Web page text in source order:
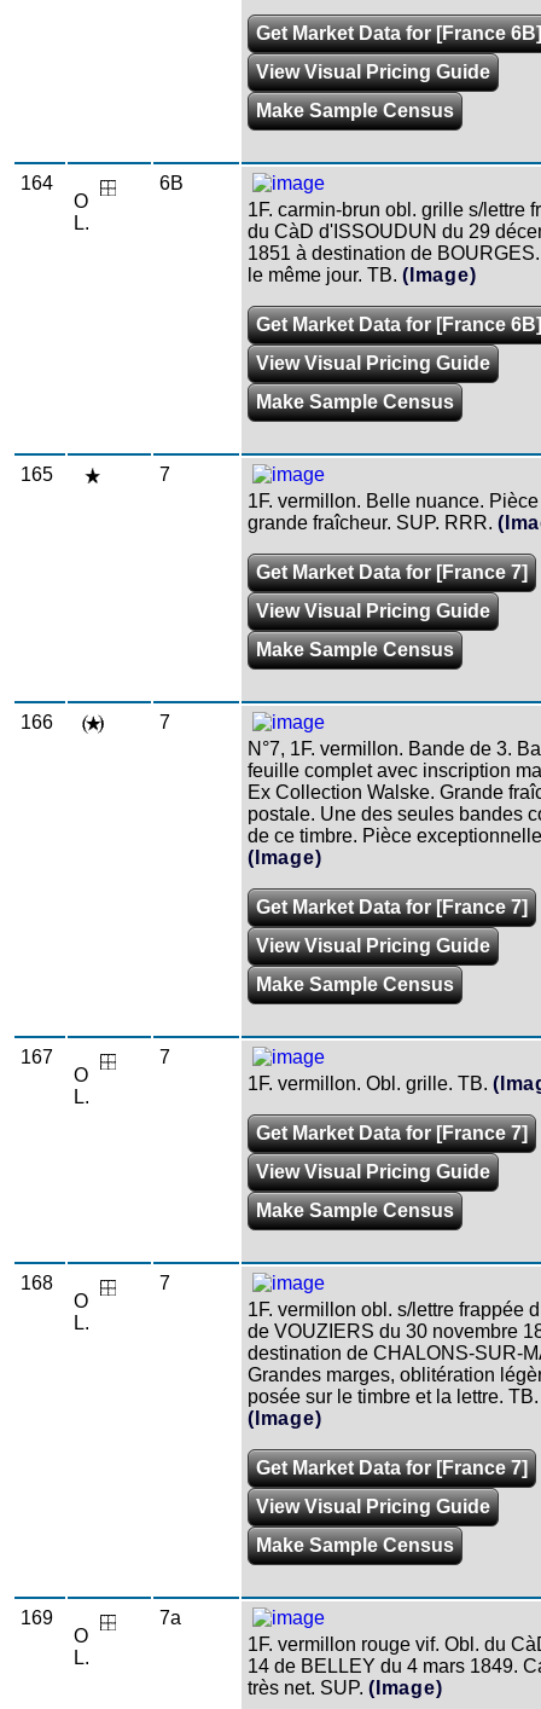
Get Market Data for [France 6B]
View Visual Pricing Guide
Make Sample Census
164
O
L.
6B
1F. carmin-brun obl. grille s/lettre
du CàD d'ISSOUDUN du 29
1851 à destination de
le même jour. TB. (Image)
Get Market Data for [France 6B]
View Visual Pricing Guide
Make Sample Census
165
7
1F. vermillon. Belle nuance.
grande fraîcheur. SUP. RRR.
Get Market Data for [France 7]
View Visual Pricing Guide
Make Sample Census
166
7
N°7, 1F. vermillon. Bande de 3.
feuille complet avec inscription
Ex Collection Walske. Grande
postale. Une des seules bandes
de ce timbre. Pièce
(Image)
Get Market Data for [France 7]
View Visual Pricing Guide
Make Sample Census
167
O
L.
7
1F. vermillon. Obl. grille. TB.
Get Market Data for [France 7]
View Visual Pricing Guide
Make Sample Census
168
O
L.
7
1F. vermillon obl. s/lettre frappée
de VOUZIERS du 30 novembre
destination de CHALONS-SUR-
Grandes marges, oblitération
posée sur le timbre et la lettre.
(Image)
Get Market Data for [France 7]
View Visual Pricing Guide
Make Sample Census
169
O
L.
7a
1F. vermillon rouge vif. Obl. du
14 de BELLEY du 4 mars 1849.
très net. SUP. (Image)